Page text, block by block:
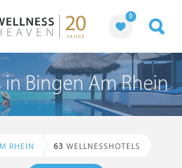
0
in Bingen Am Rhein
RHEIN 63 WELLNESSHOTELS